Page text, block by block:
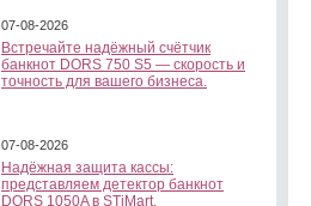
07-08-2026
Встречайте надёжный счётчик
банкнот DORS 750 S5 — скорость и
точность для вашего бизнеса.
07-08-2026
Надёжная защита кассы:
представляем детектор банкнот
DORS 1050A в STiMart.